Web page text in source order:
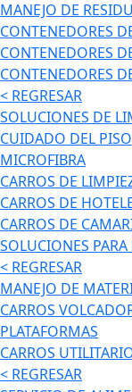
MANEJO DE
CONTENEDORES
CONTENEDORES
CONTENEDORES
< REGRESAR
SOLUCIONES DE
CUIDADO DEL PISO
MICROFIBRA
CARROS DE
CARROS DE
CARROS DE
SOLUCIONES
< REGRESAR
MANEJO DE
CARROS
PLATAFORMAS
CARROS
< REGRESAR